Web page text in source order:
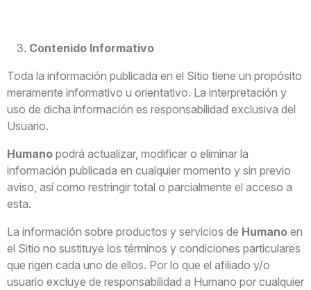
Contenido Informativo
Toda la información publicada en el Sitio tiene un propósito
meramente informativo u orientativo. La interpretación y
uso de dicha información es responsabilidad exclusiva del
Usuario.
Humano podrá actualizar, modificar o eliminar la
información publicada en cualquier momento y sin previo
aviso, así como restringir total o parcialmente el acceso a
esta.
La información sobre productos y servicios de Humano en
el Sitio no sustituye los términos y condiciones particulares
que rigen cada uno de ellos. Por lo que el afiliado y/o
usuario excluye de responsabilidad a Humano por cualquier